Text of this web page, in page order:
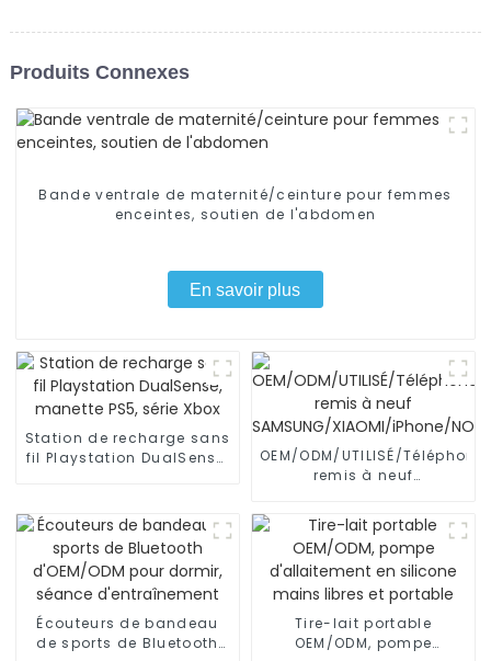
Produits Connexes
Bande ventrale de maternité/ceinture pour femmes
enceintes, soutien de l'abdomen
En savoir plus
Station de recharge sans
fil Playstation DualSense,
OEM/ODM/UTILISÉ/Téléphone
remis à neuf
Écouteurs de bandeau
de sports de Bluetooth
Tire-lait portable
OEM/ODM, pompe